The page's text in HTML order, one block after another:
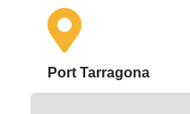
Port Tarragona